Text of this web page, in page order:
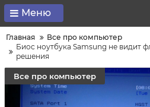
Меню
Главная
Все про компьютер
Биос ноутбука Samsung не видит
решения
Все про компьютер